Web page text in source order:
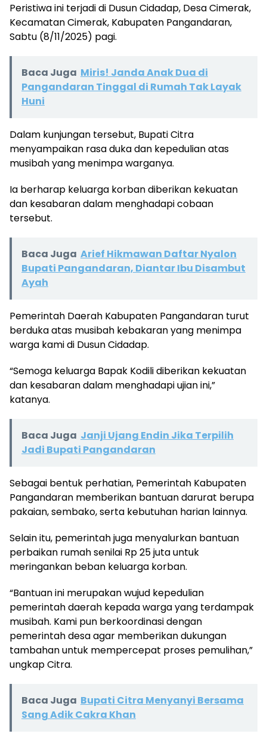
Peristiwa ini terjadi di Dusun Cidadap, Desa Cimerak,
Kecamatan Cimerak, Kabupaten Pangandaran,
Sabtu (8/11/2025) pagi.
Baca Juga Miris! Janda Anak Dua di
Pangandaran Tinggal di Rumah Tak Layak
Huni
Dalam kunjungan tersebut, Bupati Citra
menyampaikan rasa duka dan kepedulian atas
musibah yang menimpa warganya.
Ia berharap keluarga korban diberikan kekuatan
dan kesabaran dalam menghadapi cobaan
tersebut.
Baca Juga Arief Hikmawan Daftar Nyalon
Bupati Pangandaran, Diantar Ibu Disambut
Ayah
Pemerintah Daerah Kabupaten Pangandaran turut
berduka atas musibah kebakaran yang menimpa
warga kami di Dusun Cidadap.
“Semoga keluarga Bapak Kodili diberikan kekuatan
dan kesabaran dalam menghadapi ujian ini,”
katanya.
Baca Juga Janji Ujang Endin Jika Terpilih
Jadi Bupati Pangandaran
Sebagai bentuk perhatian, Pemerintah Kabupaten
Pangandaran memberikan bantuan darurat berupa
pakaian, sembako, serta kebutuhan harian lainnya.
Selain itu, pemerintah juga menyalurkan bantuan
perbaikan rumah senilai Rp 25 juta untuk
meringankan beban keluarga korban.
“Bantuan ini merupakan wujud kepedulian
pemerintah daerah kepada warga yang terdampak
musibah. Kami pun berkoordinasi dengan
pemerintah desa agar memberikan dukungan
tambahan untuk mempercepat proses pemulihan,”
ungkap Citra.
Baca Juga Bupati Citra Menyanyi Bersama
Sang Adik Cakra Khan